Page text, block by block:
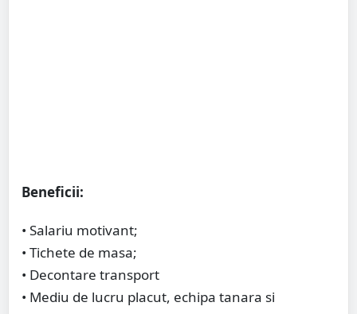
Beneficii:
• Salariu motivant;
• Tichete de masa;
• Decontare transport
• Mediu de lucru placut, echipa tanara si